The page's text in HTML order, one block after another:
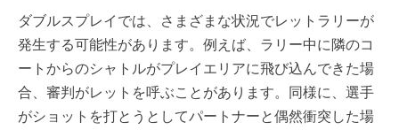
ダブルスプレイでは、さまざまな状況でレットラリーが
発生する可能性があります。例えば、ラリー中に隣のコ
ートからのシャトルがプレイエリアに飛び込んできた場
合、審判がレットを呼ぶことがあります。同様に、選手
がショットを打とうとしてパートナーと偶然衝突した場